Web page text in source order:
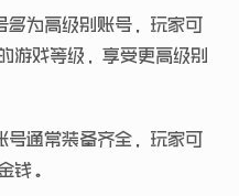
为高级别账号，玩家可
游戏等级，享受更高级别
通常装备齐全，玩家可
钱。